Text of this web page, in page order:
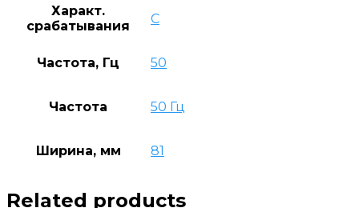
Характ.
срабатывания
C
Частота, Гц 50
Частота 50 Гц
Ширина, мм 81
Related products